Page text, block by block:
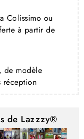
Colissimo ou
à partir de
de modèle
réception
de Lazzzy®